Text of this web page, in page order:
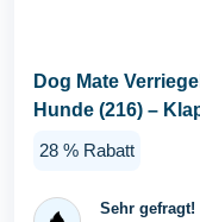
Dog Mate
Hunde (216) –
28 % Rabatt
Sehr gefragt!